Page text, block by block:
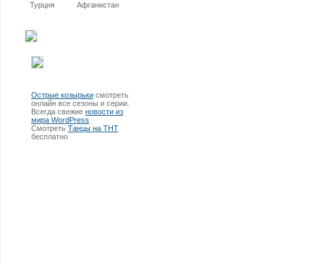
Турция Афганистан
Острые козырьки смотреть
онлайн все сезоны и серии.
Всегда свежие новости из
мира WordPress
Смотреть Танцы на ТНТ
бесплатно